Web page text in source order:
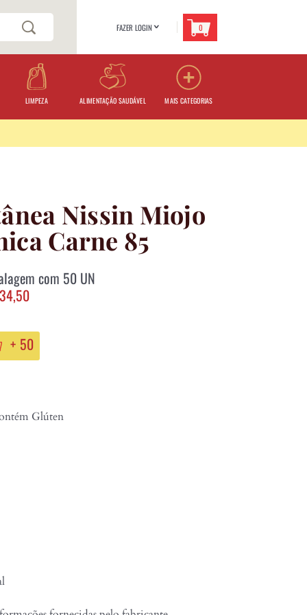
FAZER LOGIN > 0
LIMPEZA ALIMENTAÇÃO SAUDÁVEL MAIS CATEGORIAS
Nissin Miojo
Carne 85
com 50 UN
+ 50
Glúten